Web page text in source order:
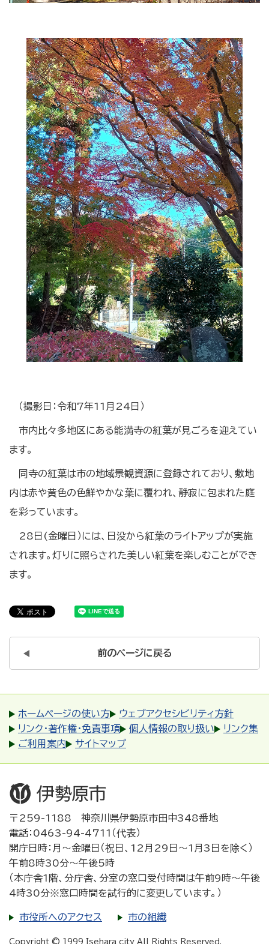
（撮影日：令和7年11月24日）
市内比々多地区にある能満寺の紅葉が見ごろを迎えてい
ます。
同寺の紅葉は市の地域景観資源に登録されており、敷地
内は赤や黄色の色鮮やかな葉に覆われ、静寂に包まれた庭
を彩っています。
28日(金曜日）には、日没から紅葉のライトアップが実施
されます。灯りに照らされた美しい紅葉を楽しむことができ
ます。
前のページに戻る
ホームページの使い方
ウェブアクセシビリティ方針
リンク・著作権・免責事項
個人情報の取り扱い
リンク集
ご利用案内
サイトマップ
〒259-1188 神奈川県伊勢原市田中348番地
電話：0463-94-4711（代表）
開庁日時：月～金曜日（祝日、12月29日～1月3日を除く）
午前8時30分～午後5時
（本庁舎1階、分庁舎、分室の窓口受付時間は午前9時～午後
4時30分※窓口時間を試行的に変更しています。）
市役所へのアクセス 市の組織
Copyright © 1999 Isehara city All Rights Reserved.